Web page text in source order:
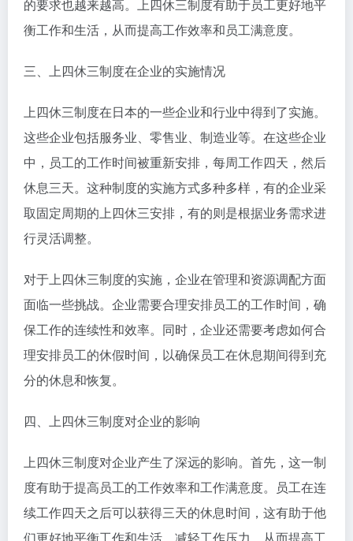
的要求也越来越高。上四休三制度有助于员工更好地平
衡工作和生活，从而提高工作效率和员工满意度。
三、上四休三制度在企业的实施情况
上四休三制度在日本的一些企业和行业中得到了实施。
这些企业包括服务业、零售业、制造业等。在这些企业
中，员工的工作时间被重新安排，每周工作四天，然后
休息三天。这种制度的实施方式多种多样，有的企业采
取固定周期的上四休三安排，有的则是根据业务需求进
行灵活调整。
对于上四休三制度的实施，企业在管理和资源调配方面
面临一些挑战。企业需要合理安排员工的工作时间，确
保工作的连续性和效率。同时，企业还需要考虑如何合
理安排员工的休假时间，以确保员工在休息期间得到充
分的休息和恢复。
四、上四休三制度对企业的影响
上四休三制度对企业产生了深远的影响。首先，这一制
度有助于提高员工的工作效率和工作满意度。员工在连
续工作四天之后可以获得三天的休息时间，这有助于他